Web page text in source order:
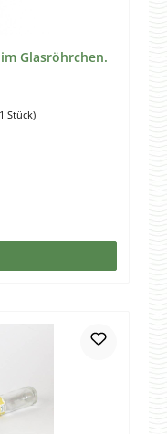
Glasröhrchen.
Stück)